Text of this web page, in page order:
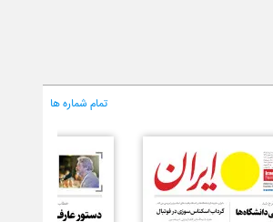
تمام شماره ها